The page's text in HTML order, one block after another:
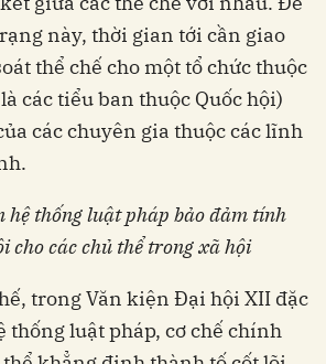
này, thời gian tới cần giao
thể chế cho một tổ chức thuộc
các tiểu ban thuộc Quốc hội)
các chuyên gia thuộc các lĩnh
hệ thống luật pháp bảo đảm tính
cho các chủ thể trong xã hội
trong Văn kiện Đại hội XII đặc
thống luật pháp, cơ chế chính